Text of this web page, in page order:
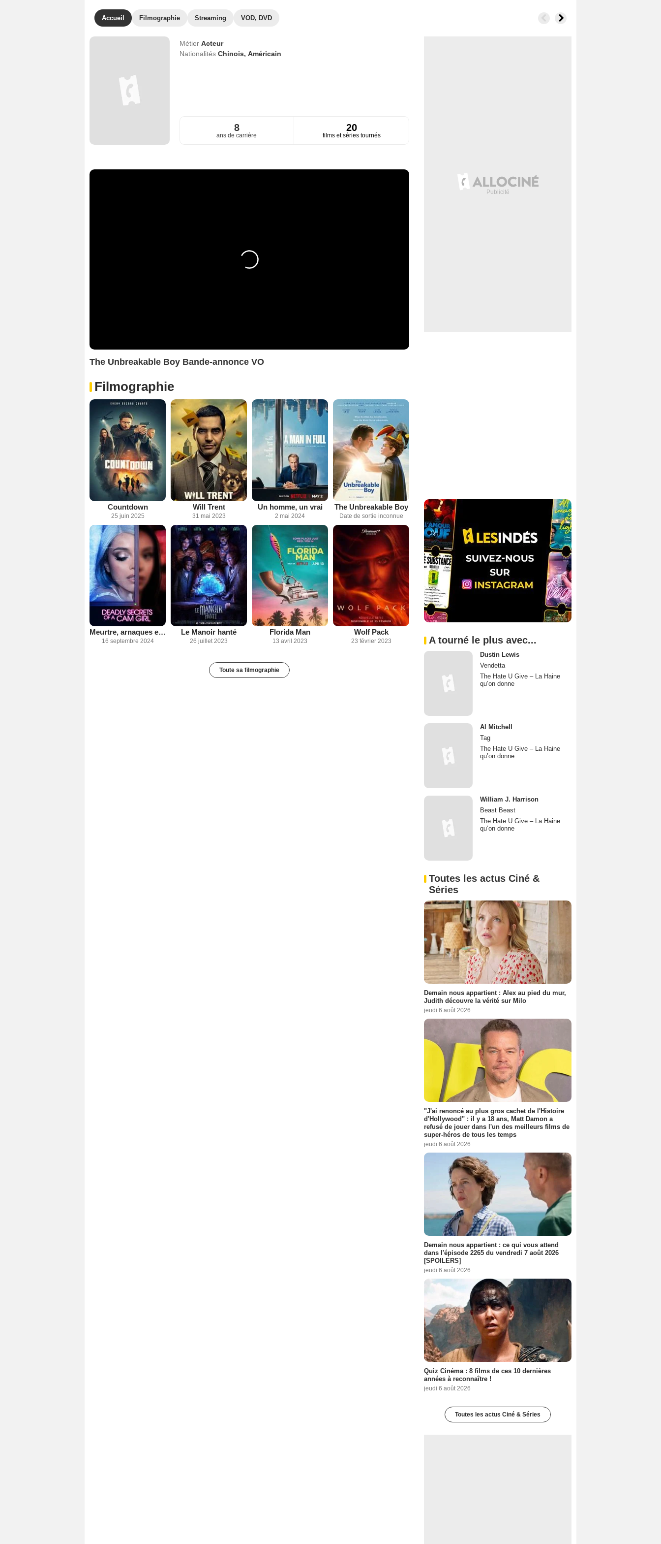
Accueil Filmographie Streaming VOD, DVD
Métier Acteur
Nationalités Chinois, Américain
8
ans de carrière
20
films et séries tournés
The Unbreakable Boy Bande-annonce VO
Filmographie
Countdown
25 juin 2025
Will Trent
31 mai 2023
Un homme, un vrai
2 mai 2024
The Unbreakable Boy
Date de sortie inconnue
Meurtre, arnaques et vidéo sexy
16 septembre 2024
Le Manoir hanté
26 juillet 2023
Florida Man
13 avril 2023
Wolf Pack
23 février 2023
Toute sa filmographie
A tourné le plus avec...
Dustin Lewis
Vendetta
The Hate U Give – La Haine
qu’on donne
Al Mitchell
Tag
The Hate U Give – La Haine
qu’on donne
William J. Harrison
Beast Beast
The Hate U Give – La Haine
qu’on donne
Toutes les actus Ciné &
Séries
Demain nous appartient : Alex au pied du mur,
Judith découvre la vérité sur Milo
jeudi 6 août 2026
"J'ai renoncé au plus gros cachet de l'Histoire
d'Hollywood" : il y a 18 ans, Matt Damon a
refusé de jouer dans l'un des meilleurs films de
super-héros de tous les temps
jeudi 6 août 2026
Demain nous appartient : ce qui vous attend
dans l'épisode 2265 du vendredi 7 août 2026
[SPOILERS]
jeudi 6 août 2026
Quiz Cinéma : 8 films de ces 10 dernières
années à reconnaître !
jeudi 6 août 2026
Toutes les actus Ciné & Séries